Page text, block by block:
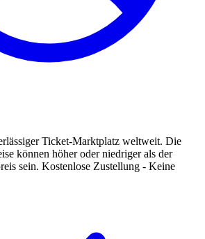
Ticket-Marktplatz weltweit. Die
können höher oder niedriger als der
sein. Kostenlose Zustellung - Keine